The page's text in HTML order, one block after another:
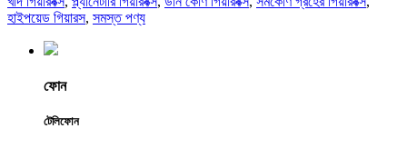
হাইপয়েড গিয়ারস, সমস্ত পণ্য
ফোন
টেলিফোন